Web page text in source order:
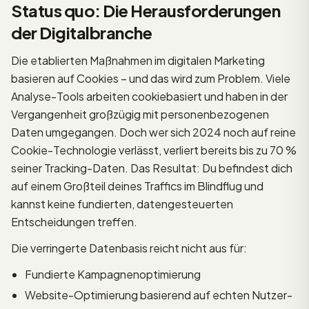
Status quo: Die Herausforderungen
der Digitalbranche
Die etablierten Maßnahmen im digitalen Marketing
basieren auf Cookies – und das wird zum Problem. Viele
Analyse-Tools arbeiten cookiebasiert und haben in der
Vergangenheit großzügig mit personenbezogenen
Daten umgegangen. Doch wer sich 2024 noch auf reine
Cookie-Technologie verlässt, verliert bereits bis zu 70 %
seiner Tracking-Daten. Das Resultat: Du befindest dich
auf einem Großteil deines Traffics im Blindflug und
kannst keine fundierten, datengesteuerten
Entscheidungen treffen.
Die verringerte Datenbasis reicht nicht aus für:
Fundierte Kampagnenoptimierung
Website-Optimierung basierend auf echten Nutzer-